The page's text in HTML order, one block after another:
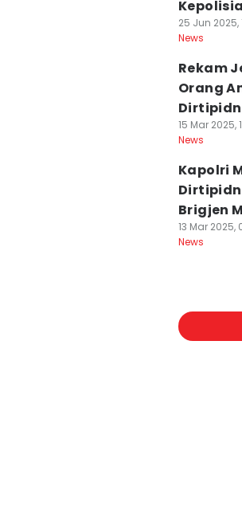
25 Jun 2025,
News
Rekam
Orang
15 Mar 2025,
News
Kapolri
Brigjen
13 Mar 2025,
News